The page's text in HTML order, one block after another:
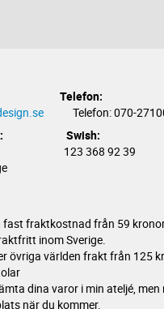
Telefon:
Telefon: 070-
Swish:
368 92 39
fast fraktkostnad från 59
inom Sverige.
övriga världen frakt från 125
dina varor i min ateljé, men
när du kommer.